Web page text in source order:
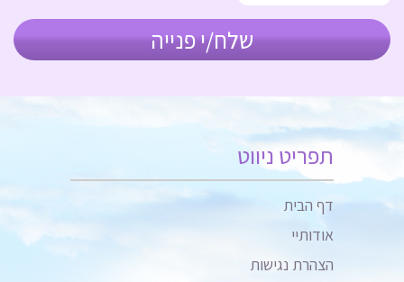
תפריט ניווט
דף הבית
אודותיי
הצהרת נגישות